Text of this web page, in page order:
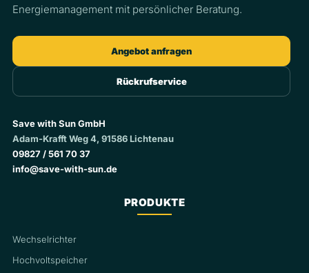
Energiemanagement mit persönlicher Beratung.
Angebot anfragen
Rückrufservice
Save with Sun GmbH
Adam-Krafft Weg 4, 91586 Lichtenau
09827 / 561 70 37
info@save-with-sun.de
PRODUKTE
Wechselrichter
Hochvoltspeicher